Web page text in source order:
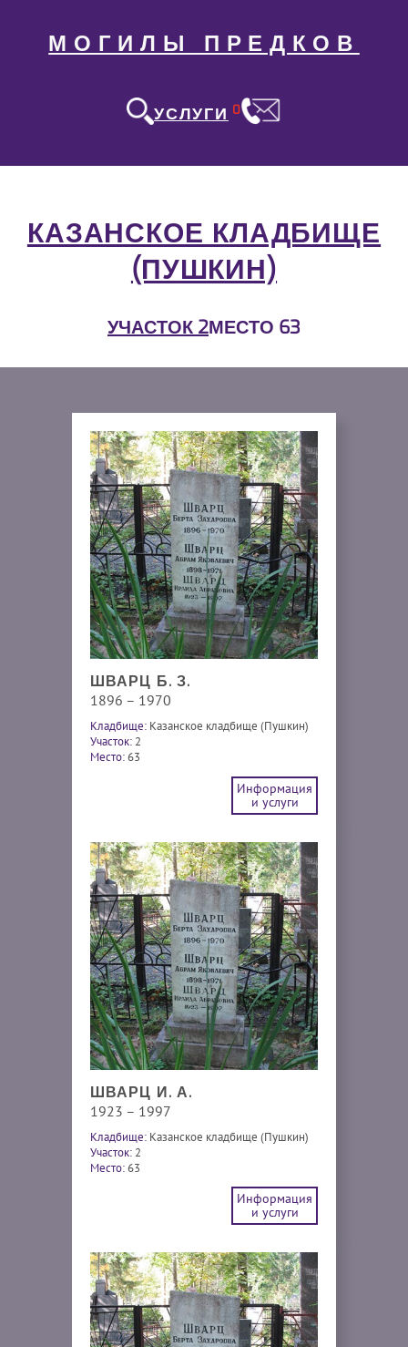
МОГИЛЫ ПРЕДКОВ
УСЛУГИ 0
КАЗАНСКОЕ КЛАДБИЩЕ
(ПУШКИН)
УЧАСТОК 2МЕСТО 63
ШВАРЦ Б. З.
1896 – 1970
Кладбище: Казанское кладбище (Пушкин)
Участок: 2
Место:63
Информация
и услуги
ШВАРЦ И. А.
1923 – 1997
Кладбище: Казанское кладбище (Пушкин)
Участок: 2
Место:63
Информация
и услуги